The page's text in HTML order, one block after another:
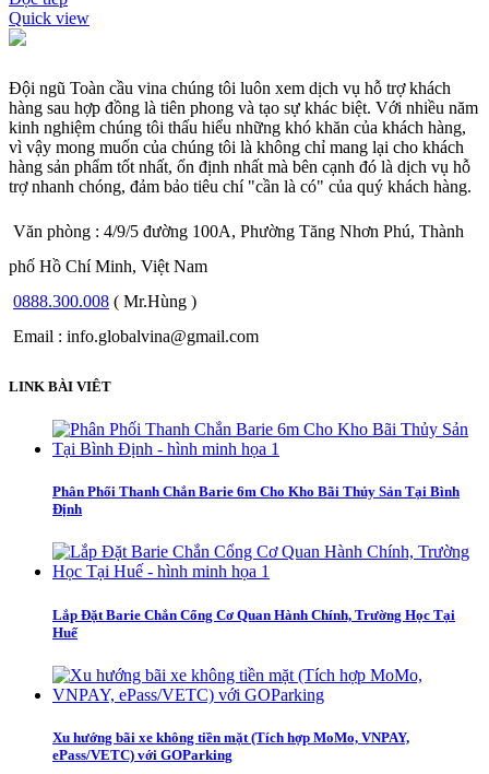
Quick view
Đội ngũ Toàn cầu vina chúng tôi luôn xem dịch vụ hỗ trợ khách
hàng sau hợp đồng là tiên phong và tạo sự khác biệt. Với nhiều năm
kinh nghiệm chúng tôi thấu hiểu những khó khăn của khách hàng,
vì vậy mong muốn của chúng tôi là không chỉ mang lại cho khách
hàng sản phẩm tốt nhất, ổn định nhất mà bên cạnh đó là dịch vụ hỗ
trợ nhanh chóng, đảm bảo tiêu chí "cần là có" của quý khách hàng.
Văn phòng : 4/9/5 đường 100A, Phường Tăng Nhơn Phú, Thành
phố Hồ Chí Minh, Việt Nam
0888.300.008 ( Mr.Hùng )
Email : info.globalvina@gmail.com
LINK BÀI VIÊT
Phân Phối Thanh Chắn Barie 6m Cho Kho Bãi Thủy Sản Tại Bình
Định
Lắp Đặt Barie Chắn Cổng Cơ Quan Hành Chính, Trường Học Tại
Huế
Xu hướng bãi xe không tiền mặt (Tích hợp MoMo, VNPAY,
ePass/VETC) với GOParking